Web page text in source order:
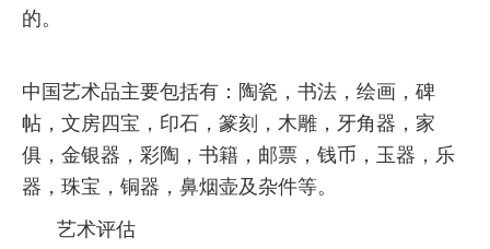
的。
中国艺术品主要包括有：陶瓷，书法，绘画，碑
帖，文房四宝，印石，篆刻，木雕，牙角器，家
俱，金银器，彩陶，书籍，邮票，钱币，玉器，乐
器，珠宝，铜器，鼻烟壶及杂件等。
艺术评估